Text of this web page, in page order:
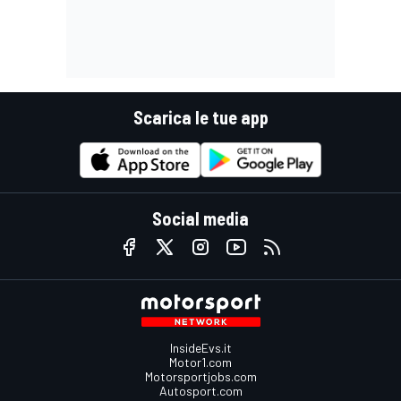
Scarica le tue app
Social media
InsideEvs.it
Motor1.com
Motorsportjobs.com
Autosport.com